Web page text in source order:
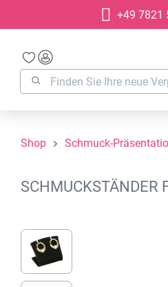
Zur Hauptnavigation
+49 7821
Shop Schmuck-
SCHMUCKSTÄNDER
Bildergalerie überspringen